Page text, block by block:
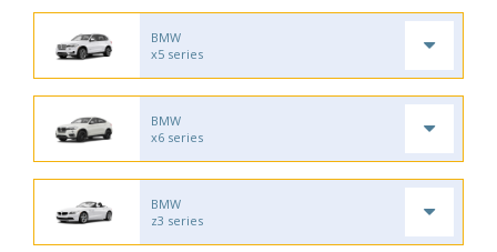
BMW
x5 series
BMW
x6 series
BMW
z3 series